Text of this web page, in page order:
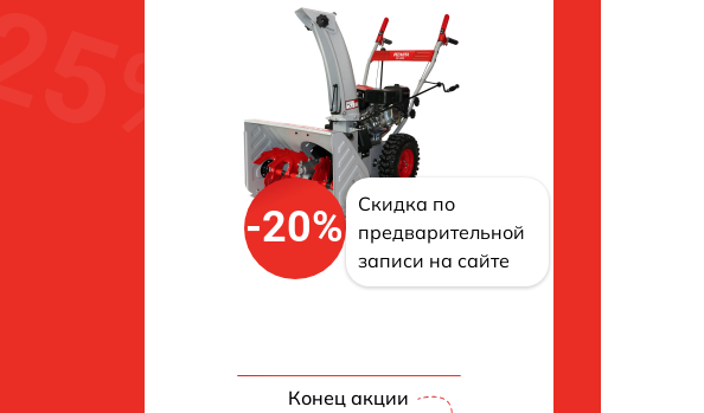
-20%
Скидка по
предварительной
записи на сайте
Конец акции